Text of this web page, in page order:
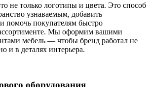
не только логотипы и цвета. Это способ
узнаваемым, добавить
помочь покупателям быстро
Мы оформим вашими
мебель — чтобы бренд работал не
и в деталях интерьера.